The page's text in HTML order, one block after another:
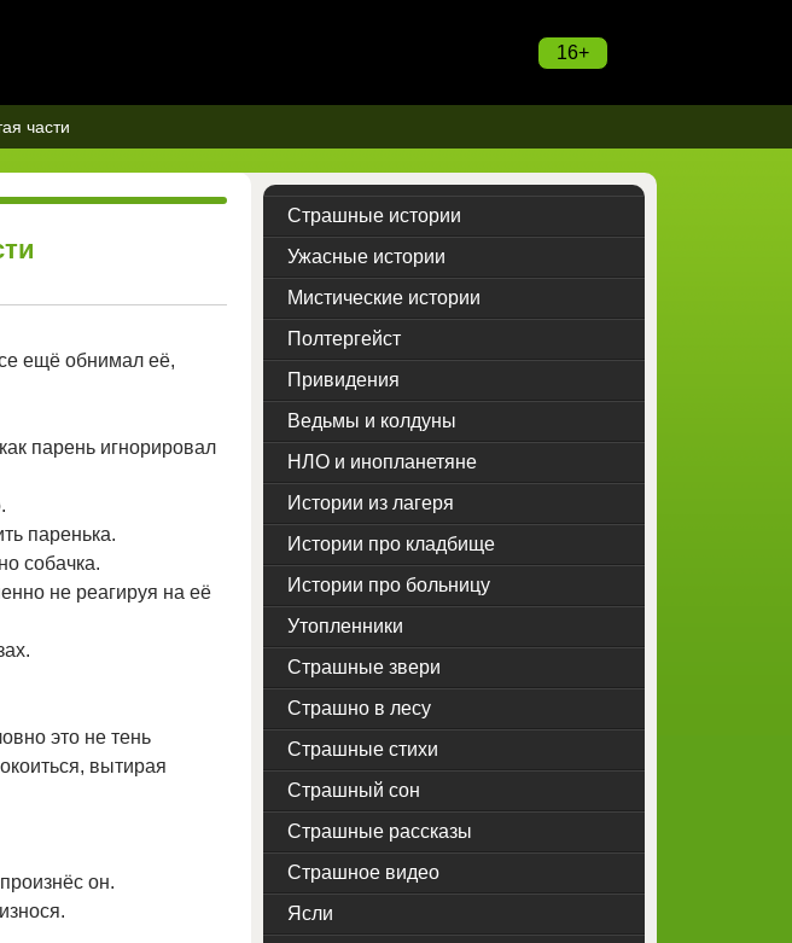
16+
части
ещё обнимал её,
парень игнорировал
паренька.
собачка.
не реагируя на её
это не тень
вытирая
он.
Страшные истории
Ужасные истории
Мистические истории
Полтергейст
Привидения
Ведьмы и колдуны
НЛО и инопланетяне
Истории из лагеря
Истории про кладбище
Истории про больницу
Утопленники
Страшные звери
Страшно в лесу
Страшные стихи
Страшный сон
Страшные рассказы
Страшное видео
Ясли